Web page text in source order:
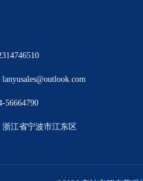
56664790
江省宁波市江东区